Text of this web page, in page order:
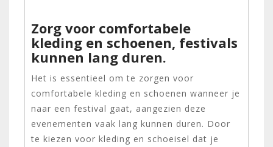
Zorg voor comfortabele
kleding en schoenen, festivals
kunnen lang duren.
Het is essentieel om te zorgen voor
comfortabele kleding en schoenen wanneer je
naar een festival gaat, aangezien deze
evenementen vaak lang kunnen duren. Door
te kiezen voor kleding en schoeisel dat je